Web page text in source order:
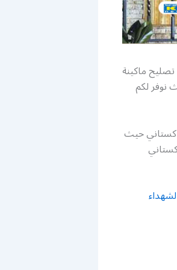
ماكينة
نوفر لكم
حيث